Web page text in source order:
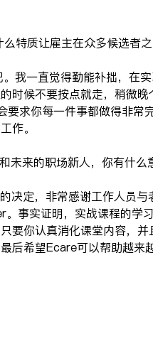
特质让雇主在众多候选者之
我一直觉得勤能补拙，在
时候不要按点就走，稍微
求你每一件事都做得非常
作。
未来的职场新人，你有什么
决定，非常感谢工作人员
事实证明，实战课程的学
要你认真消化课堂内容，并
后希望Ecare可以帮助越来